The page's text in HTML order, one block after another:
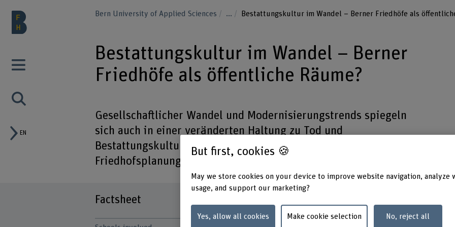
EN
Bern University of Applied Sciences ... Bestattungskultur im Wandel – Berner Friedhöfe als
Bestattungskultur im Wandel – Berner
Friedhöfe als öffentliche Räume?
Gesellschaftlicher Wandel und Modernisierungstrends spiegeln
sich auch in einer veränderten Haltung zu Tod und
Bestattungskulturen. Das Projekt liefert Grundlagen, um die
Friedhofsplanungen der Stadt Bern, effizient anpassen zu können.
Factsheet
But first, cookies 🍪
May we store cookies on your device to improve website navigation, analyze
usage, and support our marketing?
Yes, allow all cookies Make cookie selection No, reject all